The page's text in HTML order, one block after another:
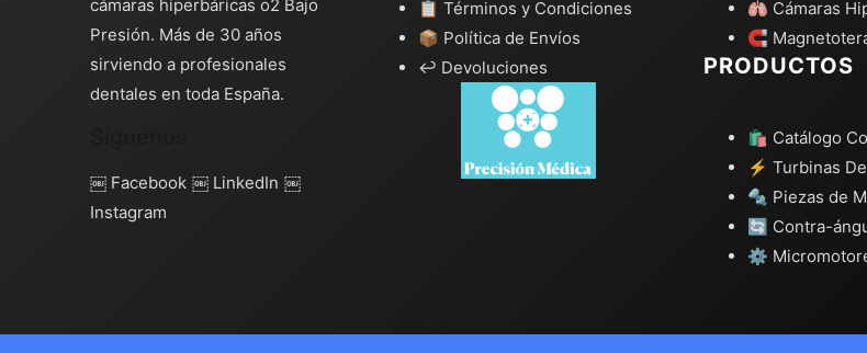
cámaras hiperbáricas o2 Bajo
Presión. Más de 30 años
sirviendo a profesionales
dentales en toda España.
￼ Facebook ￼ LinkedIn ￼
Instagram
📋 Términos y Condiciones
📦 Política de Envíos
↩️ Devoluciones
🫁 Cámaras
🧲
PRODUCTOS
🛍️ Catálogo
⚡ Turbinas
🔩 Piezas de
🔄 Contra-
⚙️